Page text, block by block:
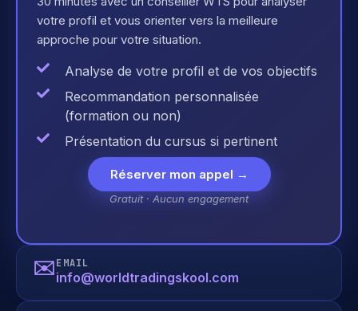
votre profil et vous orienter vers la meilleure
approche pour votre situation.
Analyse de votre profil et de vos objectifs
Recommandation personnalisée
(formation ou non)
Présentation du cursus si pertinent
Réserver mon appel →
Gratuit · Aucun engagement
✉️EMAIL
info@worldtradingskool.com